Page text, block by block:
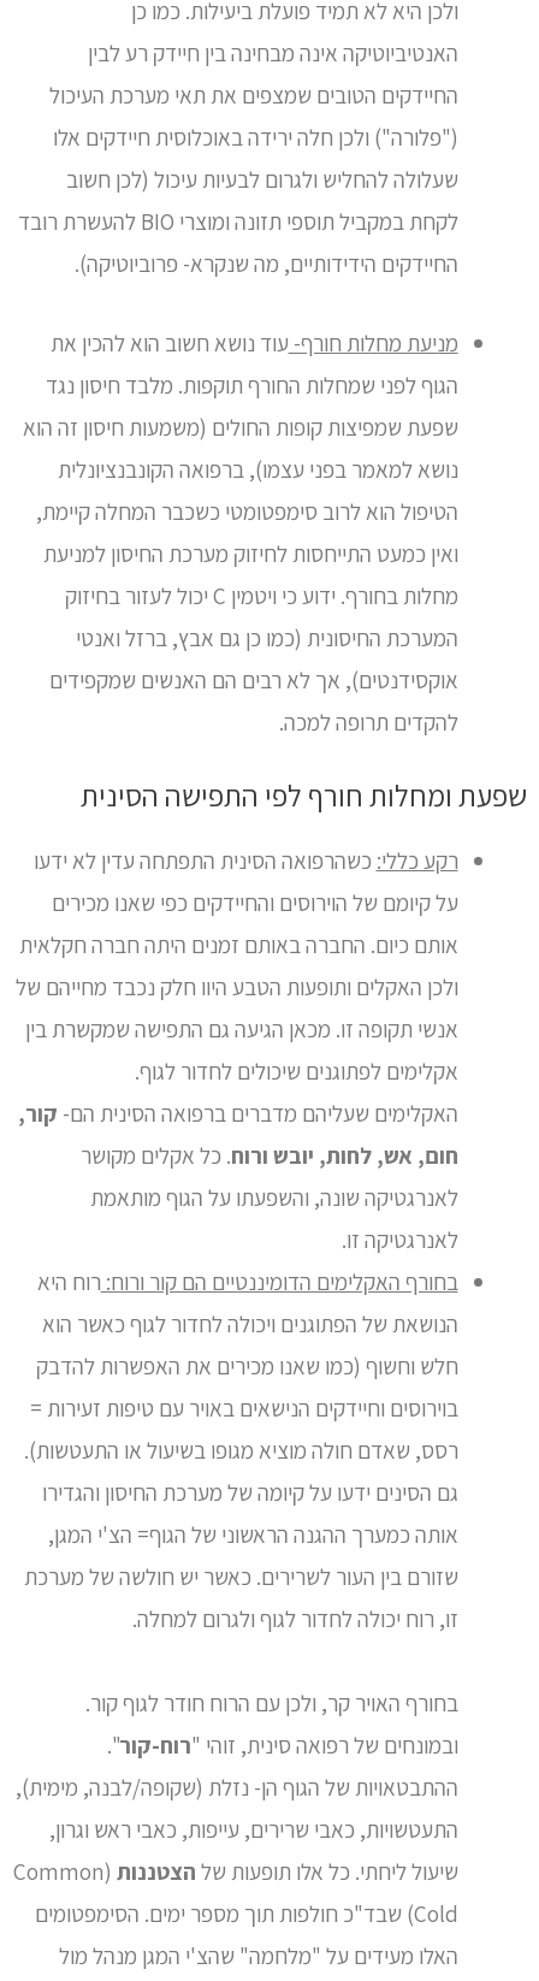
ולכן היא לא תמיד פועלת ביעילות. כמו כן
האנטיביוטיקה אינה מבחינה בין חיידק רע לבין
החיידקים הטובים שמצפים את תאי מערכת העיכול
("פלורה") ולכן חלה ירידה באוכלוסית חיידקים אלו
שעלולה להחליש ולגרום לבעיות עיכול (לכן חשוב
לקחת במקביל תוספי תזונה ומוצרי BIO להעשרת רובד
החיידקים הידידותיים, מה שנקרא- פרוביוטיקה).
מניעת מחלות חורף- עוד נושא חשוב הוא להכין את
הגוף לפני שמחלות החורף תוקפות. מלבד חיסון נגד
שפעת שמפיצות קופות החולים (משמעות חיסון זה הוא
נושא למאמר בפני עצמו), ברפואה הקונבנציונלית
הטיפול הוא לרוב סימפטומטי כשכבר המחלה קיימת,
ואין כמעט התייחסות לחיזוק מערכת החיסון למניעת
מחלות בחורף. ידוע כי ויטמין C יכול לעזור בחיזוק
המערכת החיסונית (כמו כן גם אבץ, ברזל ואנטי
אוקסידנטים), אך לא רבים הם האנשים שמקפידים
להקדים תרופה למכה.
שפעת ומחלות חורף לפי התפישה הסינית
רקע כללי: כשהרפואה הסינית התפתחה עדין לא ידעו
על קיומם של הוירוסים והחיידקים כפי שאנו מכירים
אותם כיום. החברה באותם זמנים היתה חברה חקלאית
ולכן האקלים ותופעות הטבע היוו חלק נכבד מחייהם של
אנשי תקופה זו. מכאן הגיעה גם התפישה שמקשרת בין
אקלימים לפתוגנים שיכולים לחדור לגוף.
האקלימים שעליהם מדברים ברפואה הסינית הם- קור,
חום, אש, לחות, יובש ורוח. כל אקלים מקושר
לאנרגטיקה שונה, והשפעתו על הגוף מותאמת
לאנרגטיקה זו.
בחורף האקלימים הדומיננטיים הם קור ורוח: רוח היא
הנושאת של הפתוגנים ויכולה לחדור לגוף כאשר הוא
חלש וחשוף (כמו שאנו מכירים את האפשרות להדבק
בוירוסים וחיידקים הנישאים באויר עם טיפות זעירות =
רסס, שאדם חולה מוציא מגופו בשיעול או התעטשות).
גם הסינים ידעו על קיומה של מערכת החיסון והגדירו
אותה כמערך ההגנה הראשוני של הגוף= הצ'י המגן,
שזורם בין העור לשרירים. כאשר יש חולשה של מערכת
זו, רוח יכולה לחדור לגוף ולגרום למחלה.
בחורף האויר קר, ולכן עם הרוח חודר לגוף קור.
ובמונחים של רפואה סינית, זוהי "רוח-קור".
ההתבטאויות של הגוף הן- נזלת (שקופה/לבנה, מימית),
התעטשויות, כאבי שרירים, עייפות, כאבי ראש וגרון,
שיעול ליחתי. כל אלו תופעות של הצטננות (Common
Cold) שבד"כ חולפות תוך מספר ימים. הסימפטומים
האלו מעידים על "מלחמה" שהצ'י המגן מנהל מול